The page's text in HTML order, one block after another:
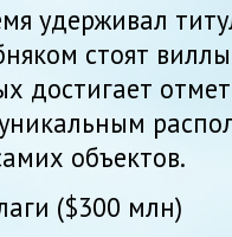
удерживал
стоят
достигает
объектов.
($300 млн)